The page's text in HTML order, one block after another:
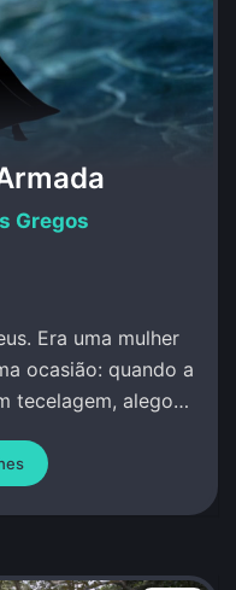
Gregos
Era uma mulher
ocasião: quando a
tecelagem, alegou